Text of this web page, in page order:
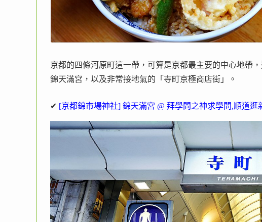
京都的四條河原町這一帶，可算是京都最主要的中心地帶
錦天滿宮，以及非常接地氣的「寺町京極商店街」。
✔ [京都錦市場神社] 錦天滿宮 @ 拜學問之神求學問,順道